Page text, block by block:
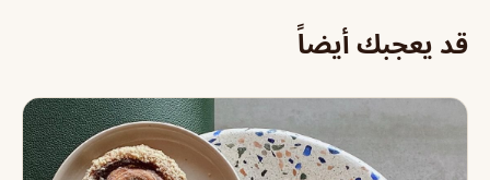
قد يعجبك أيضاً